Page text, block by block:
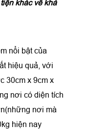
khác về khả
nổi bật của
hiệu quả, với
30cm x 9cm x
nơi có diện tích
nơi mà
hiện nay